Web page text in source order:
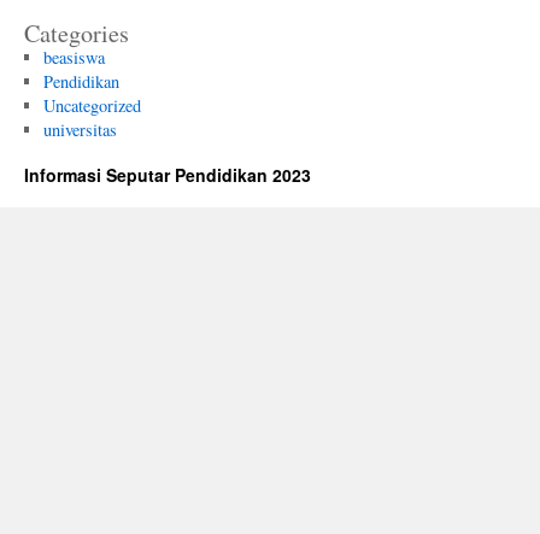
Categories
beasiswa
Pendidikan
Uncategorized
universitas
Informasi Seputar Pendidikan 2023